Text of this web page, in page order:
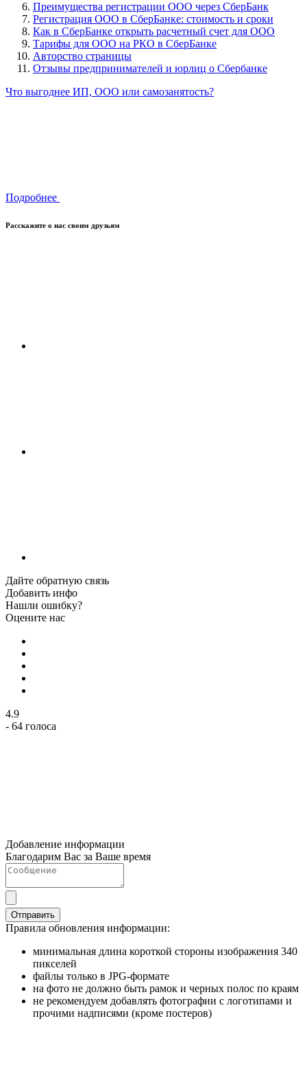
Преимущества регистрации ООО через СберБанк
Регистрация ООО в СберБанке: стоимость и сроки
Как в СберБанке открыть расчетный счет для ООО
Тарифы для ООО на РКО в СберБанке
Авторство страницы
Отзывы предпринимателей и юрлиц о Сбербанке
Что выгоднее ИП, ООО или самозанятость?
Подробнее
Расскажите о нас своим друзьям
Дайте обратную связь
Добавить инфо
Нашли ошибку?
Оцените нас
4.9
- 64 голоса
Добавление информации
Благодарим Вас за Ваше время
Отправить
Правила обновления информации:
минимальная длина короткой стороны изображения 340
пикселей
файлы только в JPG-формате
на фото не должно быть рамок и черных полос по краям
не рекомендуем добавлять фотографии с логотипами и
прочими надписями (кроме постеров)